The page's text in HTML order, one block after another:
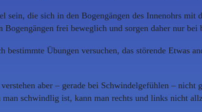
sein, die sich in den Bogengängen des Innenohrs
frei beweglich und sorgen daher nur
Übungen versuchen, das störende Etwas
aber – gerade bei Schwindelgefühlen –
schwindlig ist, kann man rechts und links nicht